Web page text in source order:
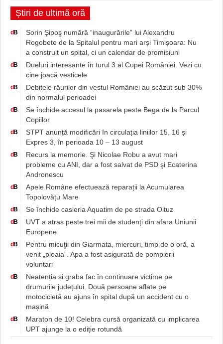
Știri de ultimă oră
d B
Sorin Şipoş numără “inaugurările” lui Alexandru
Rogobete de la Spitalul pentru mari arși Timișoara: Nu
a construit un spital, ci un calendar de promisiuni
d B
Dueluri interesante în turul 3 al Cupei României. Vezi cu
cine joacă vesticele
d B
Debitele râurilor din vestul României au scăzut sub 30%
din normalul perioadei
d B
Se închide accesul la pasarela peste Bega de la Parcul
Copiilor
d B
STPT anunță modificări în circulația liniilor 15, 16 și
Expres 3, în perioada 10 – 13 august
d B
Recurs la memorie. Şi Nicolae Robu a avut mari
probleme cu ANI, dar a fost salvat de PSD şi Ecaterina
Andronescu
d B
Apele Române efectuează reparații la Acumularea
Topolovățu Mare
d B Se închide casieria Aquatim de pe strada Oituz
d B
UVT a atras peste trei mii de studenți din afara Uniunii
Europene
d B
Pentru micuţii din Giarmata, miercuri, timp de o oră, a
venit „ploaia”. Apa a fost asigurată de pompierii
voluntari
d B
Neatenția și graba fac în continuare victime pe
drumurile județului. Două persoane aflate pe
motocicletă au ajuns în spital după un accident cu o
mașină
d B
Maraton de 10! Celebra cursă organizată cu implicarea
UPT ajunge la o ediție rotundă